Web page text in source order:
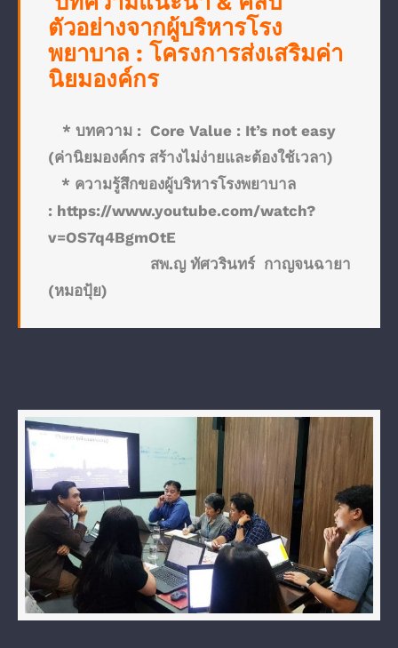
ตัวอย่างจากผู้บริหารโรง
พยาบาล : โครงการส่งเสริมค่า
นิยมองค์กร
* บทความ : Core Value : It’s not easy
(ค่านิยมองค์กร สร้างไม่ง่ายและต้องใช้เวลา)
* ความรู้สึกของผู้บริหารโรงพยาบาล
: https://www.youtube.com/watch?
v=OS7q4BgmOtE
สพ.ญ ทัศวรินทร์ กาญจนฉายา
(หมอปุ้ย)